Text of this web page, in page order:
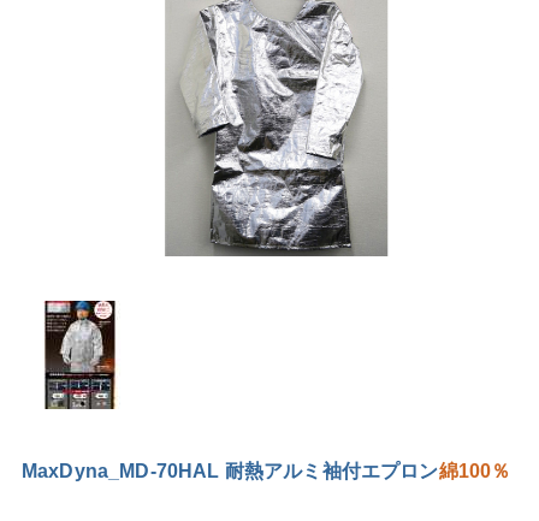
MaxDyna_MD-70HAL 耐熱アルミ袖付エプロン綿100％